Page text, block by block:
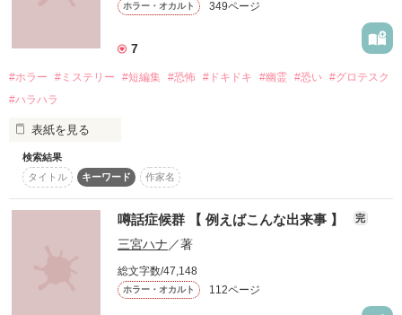
コンテスト
超短編で謎をしかけろ！100文字ミステリーコンテスト
復刻！夏の野いちごビギナーズ応援コンテスト～中・長編チ
ャレンジ！～
500文字の不気味なテスト、募集中。
200文字でゾッ！こわい短編コンテスト
この2人が最強‼ベストバディ短編コンテスト
スターツ出版小説投稿サイト合同企画「1話からの長編大
賞」野いちご！会場
「同じチーム内でゲームをしよう！
負けた人がクレジット人間になるよ！
クレジット人間になった人には労働をしてもらうよ！
労働と引き換えに食事や、寝床、高級商品を手に入れよう！」
労働は分割払い。
一括払いの方法は……死。
ホラー・オカルト 349ページ
7
#ホラー #ミステリー #短編集 #恐怖 #ドキドキ #幽霊 #恐い #グロテスク
#ハラハラ
表紙を見る
第一話　ＨＡＮＤ　6．26
第二話　花咲く時　6．27
第三話　６＋１　　6. 28
第四話　 緋色のひだまり　6.30
第五話　その時　　7.1（小学生の頃書いた処女作を加筆修正し
検索結果
タイトル
キーワード 作家名
噂話症候群 【 例えばこんな出来事 】 完
三宮ハナ／著
総文字数/47,148
ホラー・オカルト 112ページ